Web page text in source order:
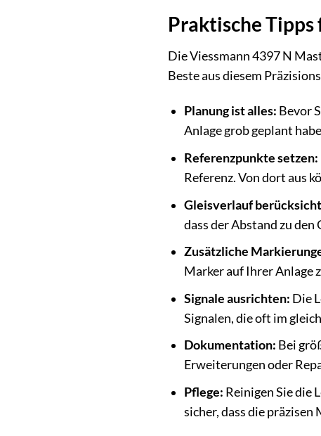
Praktische
Die Viessmann 4397 N
Beste aus diesem
Planung ist alles: Bevor
Anlage grob geplant
Referenzpunkte setzen:
Referenz. Von dort aus
Gleisverlauf
dass der Abstand zu
Zusätzliche
Marker auf Ihrer Anlage
Signale ausrichten: Die
Signalen, die oft im
Dokumentation: Bei
Erweiterungen oder
Pflege: Reinigen Sie die
sicher, dass die